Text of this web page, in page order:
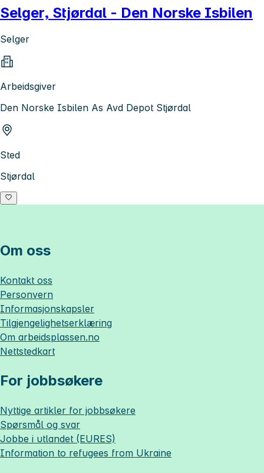
Selger, Stjørdal - Den Norske Isbilen
Selger
Arbeidsgiver
Den Norske Isbilen As Avd Depot Stjørdal
Sted
Stjørdal
Om oss
Kontakt oss
Personvern
Informasjonskapsler
Tilgjengelighetserklæring
Om arbeidsplassen.no
Nettstedkart
For jobbsøkere
Nyttige artikler for jobbsøkere
Spørsmål og svar
Jobbe i utlandet (EURES)
Information to refugees from Ukraine